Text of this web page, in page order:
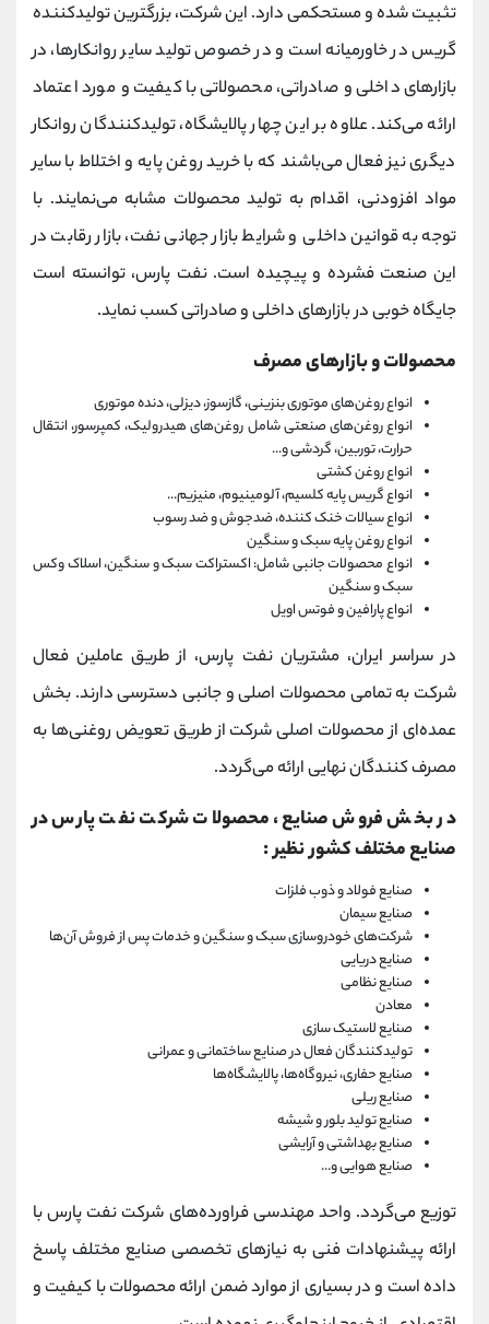
تثبیت شده و مستحکمی دارد. این شرکت، بزرگترین تولیدکننده
گریس در خاورمیانه است و در خصوص تولید سایر روانکارها، در
بازارهای داخلی و صادراتی، محصولاتی با کیفیت و مورد اعتماد
ارائه می‌کند. علاوه بر این چهار پالایشگاه، تولیدکنندگان روانکار
دیگری نیز فعال می‌باشند که با خرید روغن پایه و اختلاط با سایر
مواد افزودنی، اقدام به تولید محصولات مشابه می‌نمایند. با
توجه به قوانین داخلی و شرایط بازار جهانی نفت، بازار رقابت در
این صنعت فشرده و پیچیده است. نفت پارس، توانسته است
جایگاه خوبی در بازارهای داخلی و صادراتی کسب نماید.
محصولات و بازارهای مصرف
انواع روغن‌های موتوری بنزینی، گازسوز، دیزلی، دنده موتوری
انواع روغن‌های صنعتی شامل روغن‌های هیدرولیک، کمپرسور، انتقال
حرارت، توربین، گردشی و...
انواع روغن کشتی
انواع گریس پایه کلسیم، آلومینیوم، منیزیم...
انواع سیالات خنک کننده، ضدجوش و ضد رسوب
انواع روغن پایه سبک و سنگین
انواع محصولات جانبی شامل: اکستراکت سبک و سنگین، اسلاک وکس
سبک و سنگین
انواع پارافین و فوتس اویل
در سراسر ایران، مشتریان نفت پارس، از طریق عاملین فعال
شرکت به تمامی محصولات اصلی و جانبی دسترسی دارند. بخش
عمده‌ای از محصولات اصلی شرکت از طریق تعویض روغنی‌ها به
مصرف کنندگان نهایی ارائه می‌گردد.
در بخش فروش صنایع، محصولات شرکت نفت پارس در
صنایع مختلف کشور نظیر :
صنایع فولاد و ذوب فلزات
صنایع سیمان
شرکت‌های خودروسازی سبک و سنگین و خدمات پس از فروش آن‌ها
صنایع دریایی
صنایع نظامی
معادن
صنایع لاستیک سازی
تولیدکنندگان فعال در صنایع ساختمانی و عمرانی
صنایع حفاری، نیروگاه‌ها، پالایشگاه‌ها
صنایع ریلی
صنایع تولید بلور و شیشه
صنایع بهداشتی و آرایشی
صنایع هوایی و...
توزیع می‌گردد. واحد مهندسی فراورده‌های شرکت نفت پارس با
ارائه پیشنهادات فنی به نیازهای تخصصی صنایع مختلف پاسخ
داده است و در بسیاری از موارد ضمن ارائه محصولات با کیفیت و